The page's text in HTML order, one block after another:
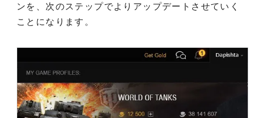
ンを、次のステップでよりアップデートさせていく
ことになります。